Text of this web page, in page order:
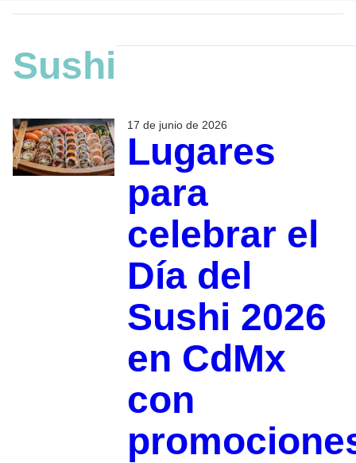
Sushi
17 de junio de 2026
Lugares
para
celebrar el
Día del
Sushi 2026
en CdMx
con